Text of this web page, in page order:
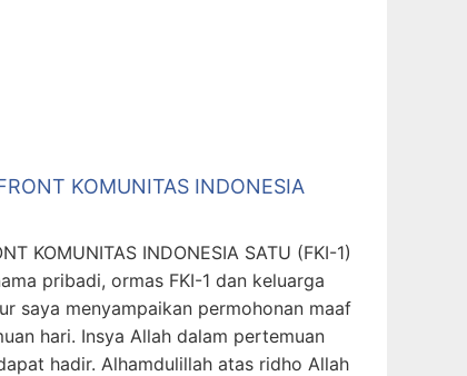
KOMUNITAS INDONESIA
KOMUNITAS INDONESIA SATU (FKI-1)
pribadi, ormas FKI-1 dan keluarga
saya menyampaikan permohonan maaf
hari. Insya Allah dalam pertemuan
hadir. Alhamdulillah atas ridho Allah